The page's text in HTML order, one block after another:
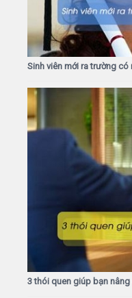
Sinh viên mới ra trường
3 thói quen giúp bạn